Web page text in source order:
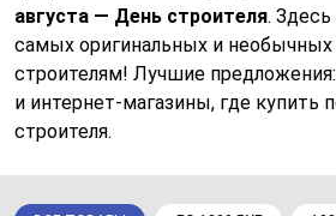
августа — День строителя. Здесь
самых оригинальных и необычных
строителям! Лучшие
и интернет-магазины, где купить
строителя.